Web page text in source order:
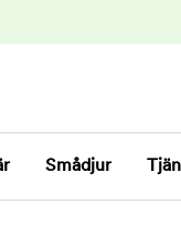
Smådjur